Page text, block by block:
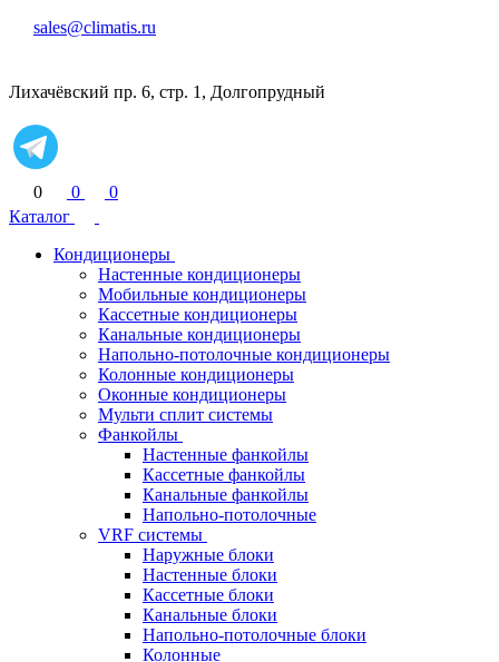
sales@climatis.ru
Лихачёвский пр. 6, стр. 1, Долгопрудный
0 0
0
Каталог
Кондиционеры
Настенные кондиционеры
Мобильные кондиционеры
Кассетные кондиционеры
Канальные кондиционеры
Напольно-потолочные кондиционеры
Колонные кондиционеры
Оконные кондиционеры
Мульти сплит системы
Фанкойлы
Настенные фанкойлы
Кассетные фанкойлы
Канальные фанкойлы
Напольно-потолочные
VRF системы
Наружные блоки
Настенные блоки
Кассетные блоки
Канальные блоки
Напольно-потолочные блоки
Колонные